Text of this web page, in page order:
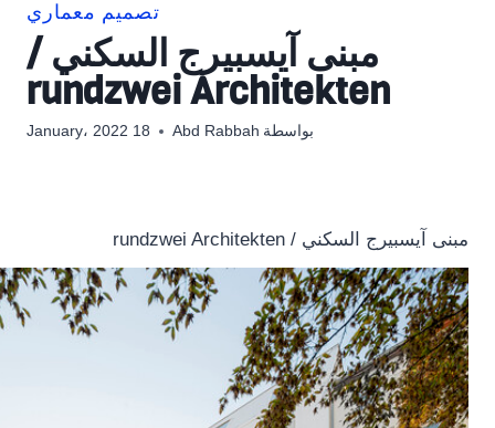
تصميم معماري
مبنى آيسبيرج السكني /
rundzwei Architekten
بواسطة Abd Rabbah 18 January، 2022
مبنى آيسبيرج السكني / rundzwei Architekten